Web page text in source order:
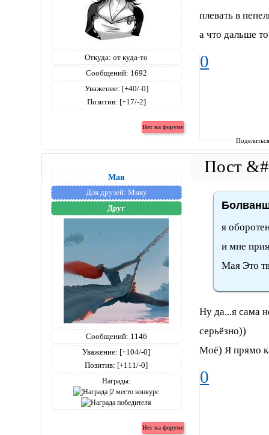
Откуда: от куда-то
Сообщений: 1692
Уважение: [+40/-0]
Позитив: [+17/-2]
плевать в
а что дальше
0
Мая
Для друзей: Мику
Друг
Сообщений: 1146
Уважение: [+104/-0]
Позитив: [+111/-0]
Награды:
я
и мне
Мая Это
Ну да...я сама
серьёзно))
Моё) Я прямо
0